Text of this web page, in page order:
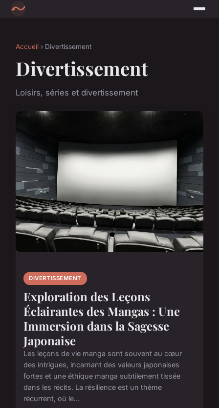
Accueil › Divertissement
Divertissement
Loisirs, séries et divertissement
DIVERTISSEMENT
Exploration des Leçons
Éclairantes des Mangas : Une
Immersion dans la Sagesse
Japonaise
Les leçons de vie manga sont souvent au cœur
des intrigues, incarnant des valeurs japonaises
fortes et une éthique manga subtilement tissée
dans les récits. La résilience est un thème
récurrent, où le...